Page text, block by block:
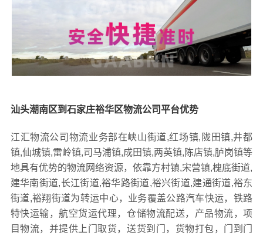
汕头潮南区到石家庄裕华区物流公司平台优势
江汇物流公司物流业务部在峡山街道,红场镇,陇田镇,井都
镇,仙城镇,雷岭镇,司马浦镇,成田镇,两英镇,陈店镇,胪岗镇等
地具有优势的物流网络资源，依靠方村镇,宋营镇,槐底街道,
建华南街道,长江街道,裕华路街道,裕兴街道,建通街道,裕东
街道,裕翔街道为转运中心，业务覆盖公路汽车快运，铁路
特快运输，航空货运代理，仓储物流配送，产品物流，项
目物流，并提供上门取货，送货到门，货物打包，门到门